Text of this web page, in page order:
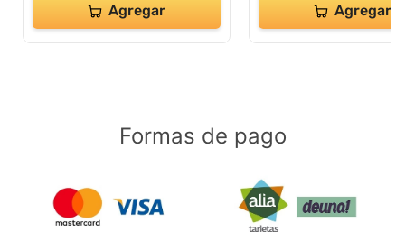
Agregar Agregar
Formas de pago